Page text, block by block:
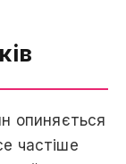
опиняється
частіше